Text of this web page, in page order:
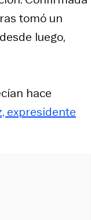
tomó un
luego,
hace
expresidente